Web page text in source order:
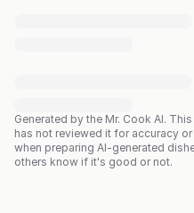
Generated by the Mr. Cook AI. This
has not reviewed it for accuracy
when preparing AI-generated
others know if it's good or not.